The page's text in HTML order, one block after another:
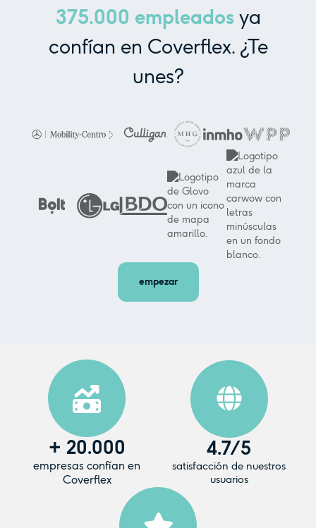
375.000 empleados ya
confían en Coverflex. ¿Te
unes?
empezar
+ 20.000
empresas confían en
Coverflex
4.7/5
satisfacción de nuestros
usuarios